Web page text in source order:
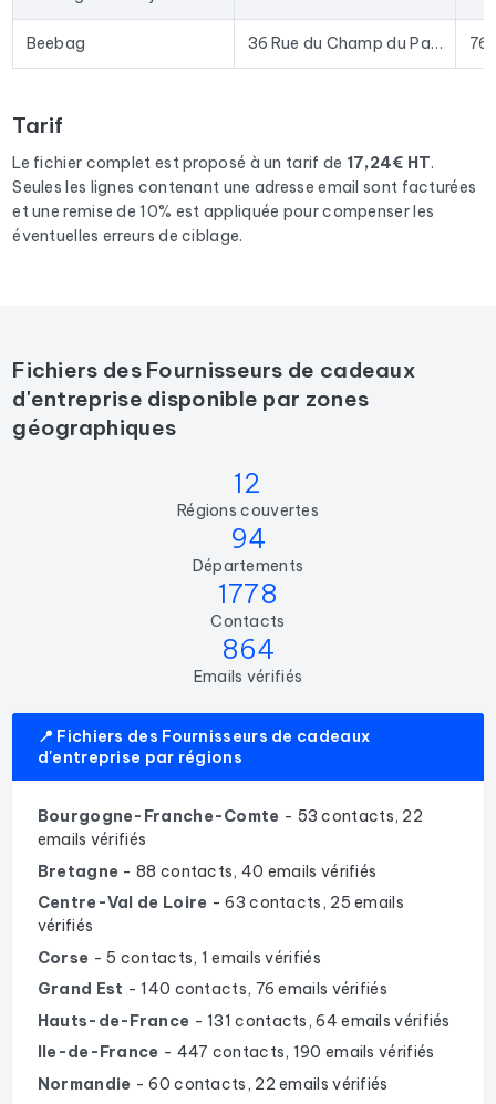
Beebag 36 Rue du Champ du Pardon
Tarif
Le fichier complet est proposé à un tarif de 17,24€ HT.
Seules les lignes contenant une adresse email sont facturées
et une remise de 10% est appliquée pour compenser les
éventuelles erreurs de ciblage.
Fichiers des Fournisseurs de cadeaux
d'entreprise disponible par zones
géographiques
12
Régions couvertes
94
Départements
1778
Contacts
864
Emails vérifiés
📍 Fichiers des Fournisseurs de cadeaux
d'entreprise par régions
Bourgogne-Franche-Comte - 53 contacts, 22
emails vérifiés
Bretagne - 88 contacts, 40 emails vérifiés
Centre-Val de Loire - 63 contacts, 25 emails
vérifiés
Corse - 5 contacts, 1 emails vérifiés
Grand Est - 140 contacts, 76 emails vérifiés
Hauts-de-France - 131 contacts, 64 emails vérifiés
Ile-de-France - 447 contacts, 190 emails vérifiés
Normandie - 60 contacts, 22 emails vérifiés